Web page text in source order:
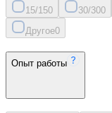
15/150 30/300
Другое0
Опыт работы